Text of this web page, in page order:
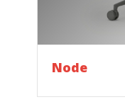
Node